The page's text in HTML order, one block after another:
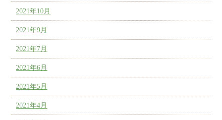
2021年10月
2021年9月
2021年7月
2021年6月
2021年5月
2021年4月